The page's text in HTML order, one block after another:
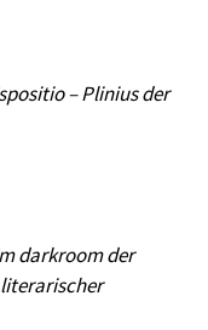
– Plinius der
darkroom der